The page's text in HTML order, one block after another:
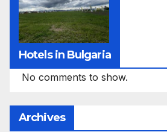
Hotels in Bulgaria
No comments to show.
Archives